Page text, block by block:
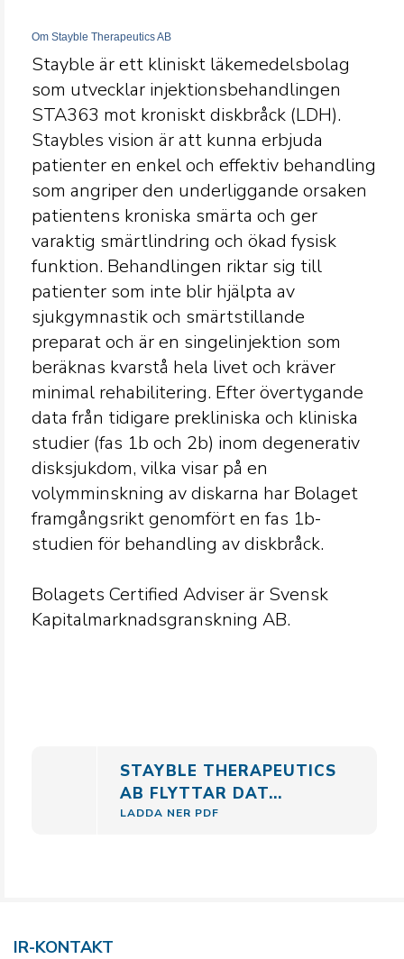
Om Stayble Therapeutics AB
Stayble är ett kliniskt läkemedelsbolag
som utvecklar injektionsbehandlingen
STA363 mot kroniskt diskbråck (LDH).
Staybles vision är att kunna erbjuda
patienter en enkel och effektiv behandling
som angriper den underliggande orsaken
patientens kroniska smärta och ger
varaktig smärtlindring och ökad fysisk
funktion. Behandlingen riktar sig till
patienter som inte blir hjälpta av
sjukgymnastik och smärtstillande
preparat och är en singelinjektion som
beräknas kvarstå hela livet och kräver
minimal rehabilitering. Efter övertygande
data från tidigare prekliniska och kliniska
studier (fas 1b och 2b) inom degenerativ
disksjukdom, vilka visar på en
volymminskning av diskarna har Bolaget
framgångsrikt genomfört en fas 1b-
studien för behandling av diskbråck.
Bolagets Certified Adviser är Svensk
Kapitalmarknadsgranskning AB.
STAYBLE THERAPEUTICS
AB FLYTTAR DAT...
LADDA NER PDF
IR-KONTAKT